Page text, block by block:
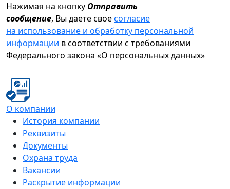
Нажимая на кнопку Отправить
сообщение, Вы даете своесогласие
на использование и обработку персональной
информации в соответствии с требованиями
Федерального закона «О персональных данных»
О компании
История компании
Реквизиты
Документы
Охрана труда
Вакансии
Раскрытие информации